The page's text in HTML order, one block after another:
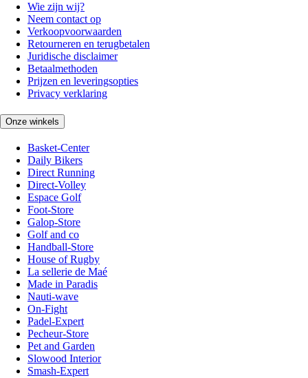
Wie zijn wij?
Neem contact op
Verkoopvoorwaarden
Retourneren en terugbetalen
Juridische disclaimer
Betaalmethoden
Prijzen en leveringsopties
Privacy verklaring
Onze winkels
Basket-Center
Daily Bikers
Direct Running
Direct-Volley
Espace Golf
Foot-Store
Galop-Store
Golf and co
Handball-Store
House of Rugby
La sellerie de Maé
Made in Paradis
Nauti-wave
On-Fight
Padel-Expert
Pecheur-Store
Pet and Garden
Slowood Interior
Smash-Expert